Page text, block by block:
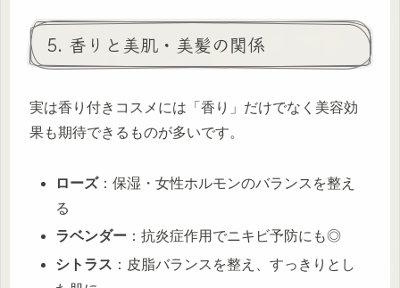
5. 香りと美肌・美髪の関係
実は香り付きコスメには「香り」だけでなく美容効
果も期待できるものが多いです。
ローズ：保湿・女性ホルモンのバランスを整え
る
ラベンダー ：抗炎症作用でニキビ予防にも◎
シトラス ：皮脂バランスを整え、すっきりとし